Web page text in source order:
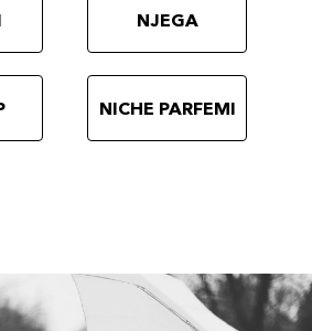
NJEGA
NICHE PARFEMI